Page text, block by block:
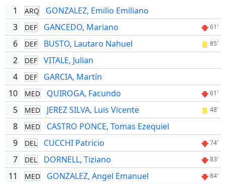
1 ARQ
GONZALEZ, Emilio Emiliano
3
DEF GANCEDO, Mariano 61'
6 DEF BUSTO, Lautaro Nahuel 85'
2 DEF
VITALE, Julian
4
DEF
GARCIA, Martín
10
MED QUIROGA, Facundo 61'
5 MED JEREZ SILVA, Luis Vicente 48'
8 MED
CASTRO PONCE, Tomas Ezequiel
9
DEL CUCCHI Patricio 74'
7 DEL DORNELL, Tiziano 83'
11 MED GONZALEZ, Angel Emanuel 84'